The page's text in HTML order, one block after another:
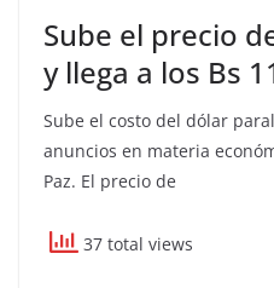
Sube el precio
y llega a los Bs
Sube el costo del dólar
anuncios en materia
Paz. El precio de
37 total views